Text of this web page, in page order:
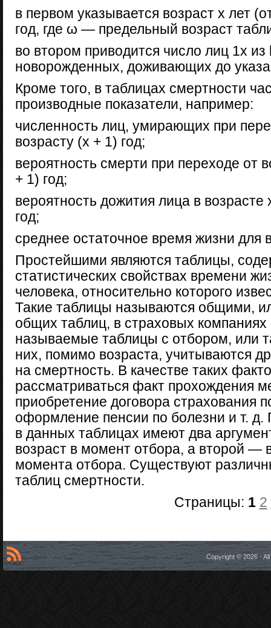
в первом указывается возраст х лет
год, где ω — предельный возраст
во втором приводится число лиц 1х
новорожденных, доживающих до
Кроме того, в таблицах смертности
производные показатели, например:
численность лиц, умирающих при
возрасту (х + 1) год;
вероятность смерти при переходе от
+ 1) год;
вероятность дожития лица в возрасте
год;
среднее остаточное время жизни для
Простейшими являются таблицы,
статистических свойствах времени
человека, относительно которого
Такие таблицы называются общими,
общих таблиц, в страховых компаниях
называемые таблицы с отбором, или
них, помимо возраста, учитываются
на смертность. В качестве таких
рассматриваться факт прохождения
приобретение договора страхования
оформление пенсии по болезни и т. д.
в данных таблицах имеют два
возраст в момент отбора, а второй —
момента отбора. Существуют
таблиц смертности.
Страницы: 1 2
Copyright © 2026 -